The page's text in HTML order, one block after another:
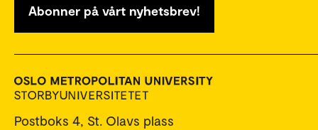
Abonner på vårt nyhetsbrev!
Postboks 4, St. Olavs plass